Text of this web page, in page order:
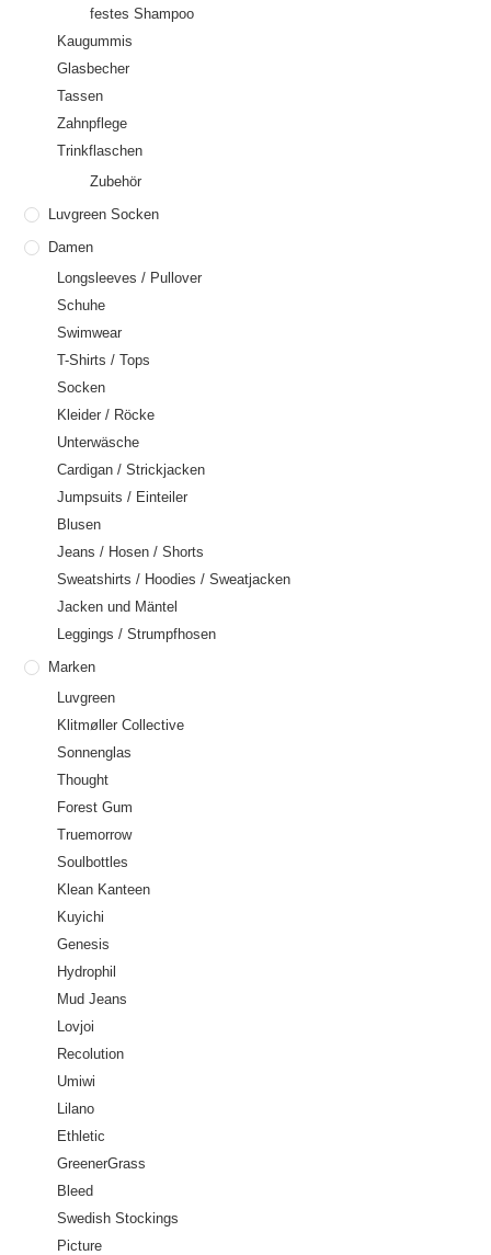
festes Shampoo
Kaugummis
Glasbecher
Tassen
Zahnpflege
Trinkflaschen
Zubehör
Luvgreen Socken
Damen
Longsleeves / Pullover
Schuhe
Swimwear
T-Shirts / Tops
Socken
Kleider / Röcke
Unterwäsche
Cardigan / Strickjacken
Jumpsuits / Einteiler
Blusen
Jeans / Hosen / Shorts
Sweatshirts / Hoodies / Sweatjacken
Jacken und Mäntel
Leggings / Strumpfhosen
Marken
Luvgreen
Klitmøller Collective
Sonnenglas
Thought
Forest Gum
Truemorrow
Soulbottles
Klean Kanteen
Kuyichi
Genesis
Hydrophil
Mud Jeans
Lovjoi
Recolution
Umiwi
Lilano
Ethletic
GreenerGrass
Bleed
Swedish Stockings
Picture